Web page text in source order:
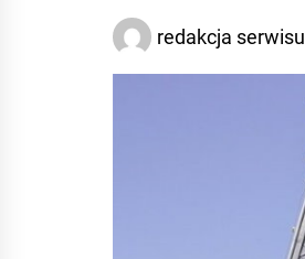
redakcja serwisu